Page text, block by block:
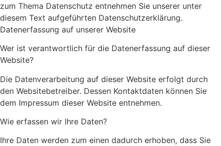
zum Thema Datenschutz entnehmen Sie unserer unter
diesem Text aufgeführten Datenschutzerklärung.
Datenerfassung auf unserer Website
Wer ist verantwortlich für die Datenerfassung auf dieser
Website?
Die Datenverarbeitung auf dieser Website erfolgt durch
den Websitebetreiber. Dessen Kontaktdaten können Sie
dem Impressum dieser Website entnehmen.
Wie erfassen wir Ihre Daten?
Ihre Daten werden zum einen dadurch erhoben, dass Sie